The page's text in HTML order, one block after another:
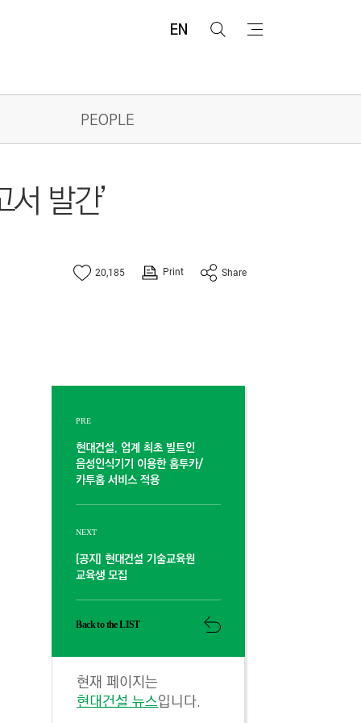
EN
검
PEOPLE
발간’
20,185 Print Share
PRE
현대건설, 업계 최초 빌트인
음성인식기기 이용한 홈투카/
카투홈 서비스 적용
NEXT
[공지] 현대건설 기술교육원
교육생 모집
Back to the LIST
현재 페이지는
현대건설 뉴스입니다.